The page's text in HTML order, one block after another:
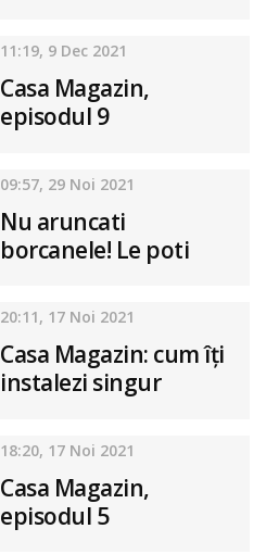
11:19, 9 Dec 2021
Casa Magazin,
episodul 9
09:57, 29 Noi 2021
Nu aruncati
borcanele! Le poti
decoratiuni inedite!
20:11, 17 Noi 2021
Casa Magazin: cum îți
instalezi singur
18:20, 17 Noi 2021
Casa Magazin,
episodul 5